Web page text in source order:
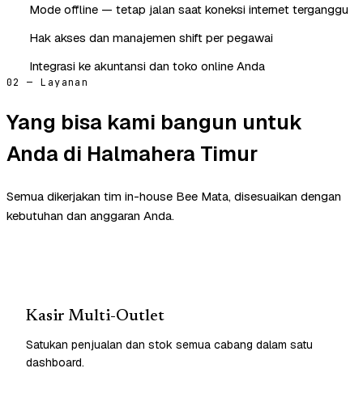
Mode offline — tetap jalan saat koneksi internet terganggu
Hak akses dan manajemen shift per pegawai
Integrasi ke akuntansi dan toko online Anda
02 — Layanan
Yang bisa kami bangun untuk
Anda di Halmahera Timur
Semua dikerjakan tim in-house Bee Mata, disesuaikan dengan
kebutuhan dan anggaran Anda.
Kasir Multi-Outlet
Satukan penjualan dan stok semua cabang dalam satu
dashboard.